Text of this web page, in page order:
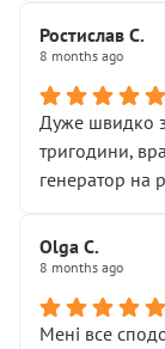
Хотілося б
• належної
• прозорості в
• реальної
“подивились і
На жаль,
Стосовно
звертатися до
Ростислав С.
8 months ago
Дуже швидко
тригодини,
генератор на
Olga С.
8 months ago
Мені все